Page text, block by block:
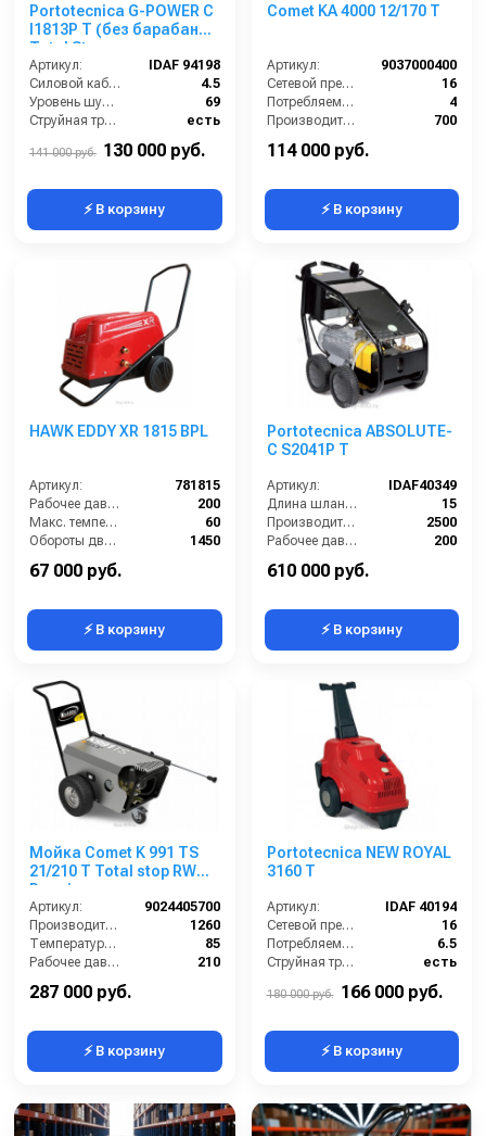
Portotecnica G-POWER C
I1813P T (без барабана)
Total Stop
Артикул:
IDAF 94198
Силовой кабель (м):
4.5
Уровень шума (дБ):
69
Струйная трубка (копьё):
есть
141 000 руб. 130 000 руб.
⚡ В корзину
Comet KA 4000 12/170 T
Артикул:
9037000400
Сетевой предохранитель (А):
16
Потребляемая мощность (Вт):
4
Производительность (л/ч):
700
114 000 руб.
⚡ В корзину
HAWK EDDY XR 1815 BPL
Артикул:
781815
Рабочее давление (бар):
200
Макс. температура воды на входе (°C):
60
Обороты двигателя (об/мин):
1450
Потребляемая мощность (кВт):
67 000 руб.
⚡ В корзину
Portotecnica ABSOLUTE-
C S2041P T
Артикул:
IDAF40349
Длина шланга ВД (м):
15
Производительность (л/ч):
2500
Рабочее давление (бар):
200
610 000 руб.
⚡ В корзину
Мойка Comet K 991 TS
21/210 T Total stop RW
Premium
Артикул:
9024405700
Производительность (л/ч):
1260
Температура (°C):
85
Рабочее давление (бар):
210
287 000 руб.
⚡ В корзину
Portotecnica NEW ROYAL
3160 T
Артикул:
IDAF 40194
Сетевой предохранитель (А):
16
Потребляемая мощность (Вт):
6.5
Струйная трубка (копьё):
есть
1000
180 000 руб. 166 000 руб.
⚡ В корзину